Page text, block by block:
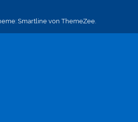
Smartline von ThemeZee.